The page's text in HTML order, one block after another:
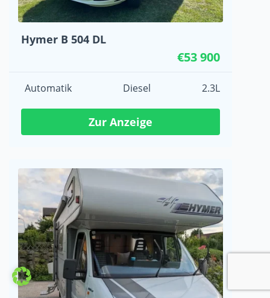
Hymer B 504 DL
€53 900
Automatik Diesel 2.3L
Zur Anzeige